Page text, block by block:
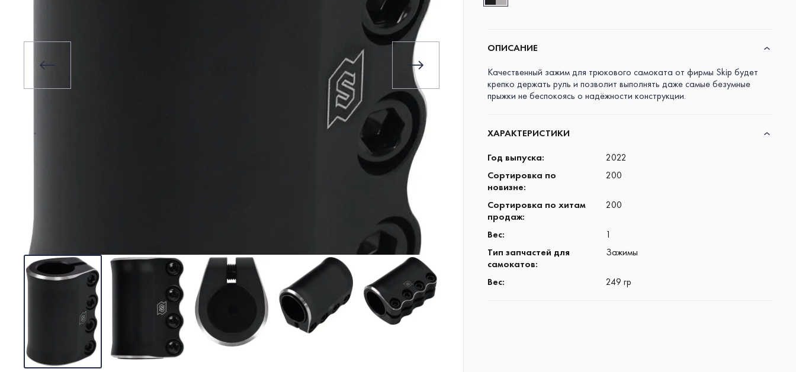
ОПИСАНИЕ
Качественный зажим для трюкового самоката от фирмы Skip будет
крепко держать руль и позволит выполнять даже самые безумные
прыжки не беспокоясь о надёжности конструкции.
ХАРАКТЕРИСТИКИ
Год выпуска:
2022
Сортировка по
новизне:
200
Сортировка по хитам
продаж:
200
Вес:
1
Тип запчастей для
самокатов:
Зажимы
Вес: 249 гр